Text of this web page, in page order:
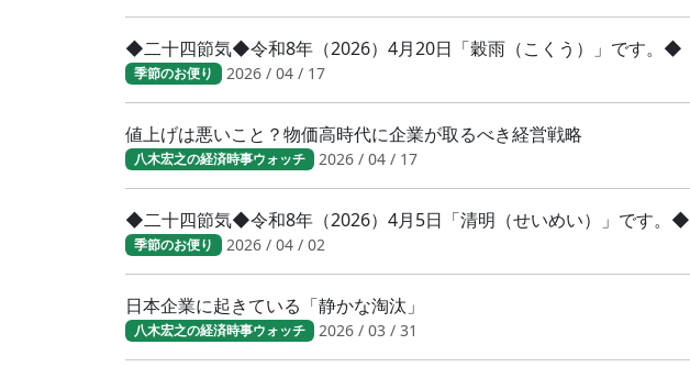
◆二十四節気◆令和8年（2026）4月20日「穀雨（こくう）」です。◆
季節のお便り 2026 / 04 / 17
値上げは悪いこと？物価高時代に企業が取るべき経営戦略
八木宏之の経済時事ウォッチ 2026 / 04 / 17
◆二十四節気◆令和8年（2026）4月5日「清明（せいめい）」です。◆
季節のお便り 2026 / 04 / 02
日本企業に起きている「静かな淘汰」
八木宏之の経済時事ウォッチ 2026 / 03 / 31